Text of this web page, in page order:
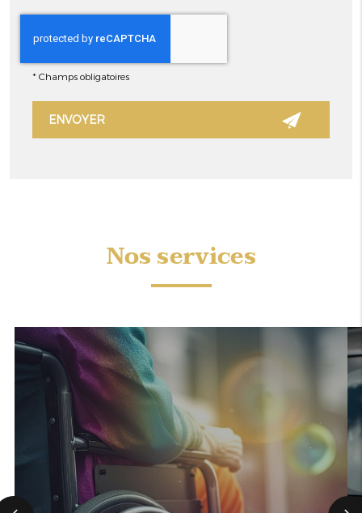
* Champs obligatoires
Nos services